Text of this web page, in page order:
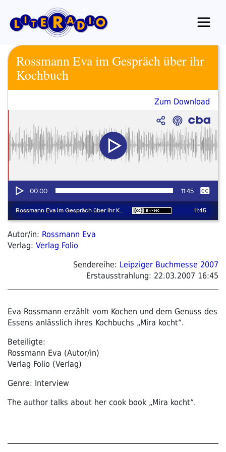
Inhalt
springen
Rossmann Eva im Gespräch über ihr
Kochbuch
Zum Download
Autor/in: Rossmann Eva
Verlag: Verlag Folio
Sendereihe: Leipziger Buchmesse 2007
Erstausstrahlung: 22.03.2007 16:45
Eva Rossmann erzählt vom Kochen und dem Genuss des
Essens anlässlich ihres Kochbuchs „Mira kocht“.
Beteiligte:
Rossmann Eva (Autor/in)
Verlag Folio (Verlag)
Genre: Interview
The author talks about her cook book „Mira kocht“.